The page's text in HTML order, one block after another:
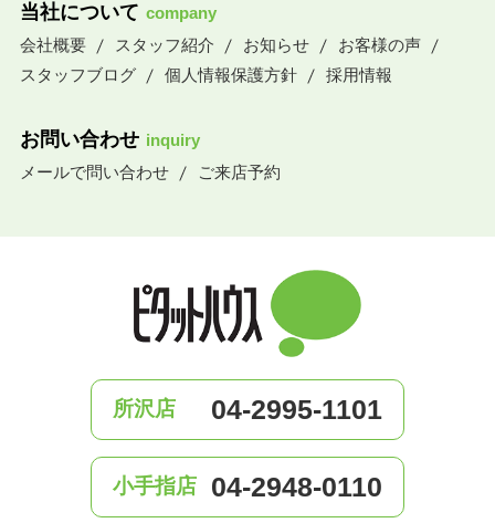
当社について company
会社概要
スタッフ紹介 お知らせ
お客様の声
スタッフブログ
個人情報保護方針 採用情報
お問い合わせ inquiry
メールで問い合わせ
ご来店予約
所沢店 04-2995-1101
小手指店 04-2948-0110